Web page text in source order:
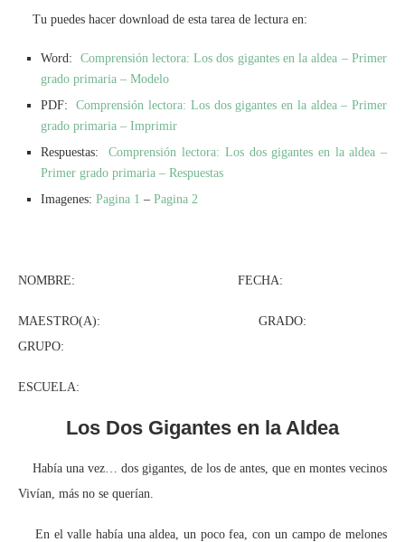
Tu puedes hacer download de esta tarea de lectura en:
Word: Comprensión lectora: Los dos gigantes en la aldea – Primer
grado primaria – Modelo
PDF:Comprensión lectora: Los dos gigantes en la aldea – Primer
grado primaria – Imprimir
Respuestas:Comprensión lectora: Los dos gigantes en la aldea –
Primer grado primaria – Respuestas
Imagenes: Pagina 1 – Pagina 2
NOMBRE: FECHA:
MAESTRO(A): GRADO:
GRUPO:
ESCUELA:
Los Dos Gigantes en la Aldea
Había una vez… dos gigantes, de los de antes, que en montes vecinos
Vivían, más no se querían.
En el valle había una aldea, un poco fea, con un campo de melones